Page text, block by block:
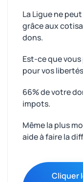
La Ligue ne
grâce aux
dons.
Est-ce que
pour vos
66% de votre
impots.
Même la plus
aide à faire la
Cliquer